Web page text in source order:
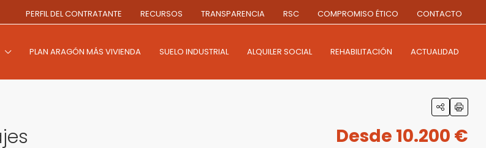
PERFIL DEL CONTRATANTE RECURSOS TRANSPARENCIA RSC COMPROMISO ÉTICO CONTACTO
PLAN ARAGÓN MÁS VIVIENDA SUELO INDUSTRIAL ALQUILER SOCIAL REHABILITACIÓN ACTUALIDAD
Desde 10.200 €